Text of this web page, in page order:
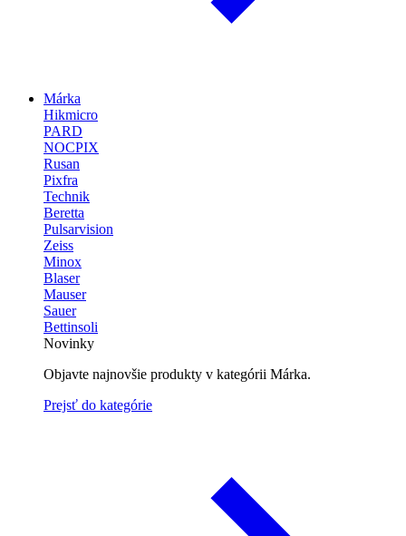
Márka
Hikmicro
PARD
NOCPIX
Rusan
Pixfra
Technik
Beretta
Pulsarvision
Zeiss
Minox
Blaser
Mauser
Sauer
Bettinsoli
Novinky
Objavte najnovšie produkty v kategórii Márka.
Prejsť do kategórie